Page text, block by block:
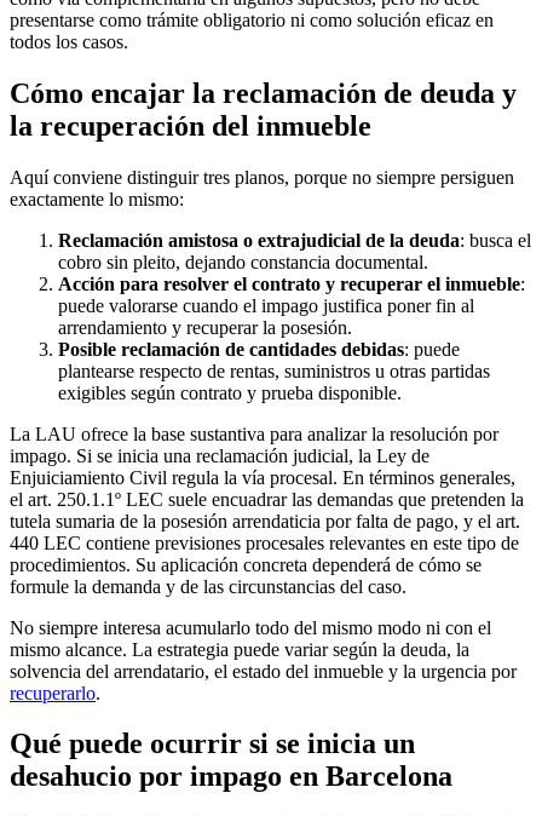
presentarse como trámite obligatorio ni como solución eficaz en
todos los casos.
Cómo encajar la reclamación de deuda y
la recuperación del inmueble
Aquí conviene distinguir tres planos, porque no siempre persiguen
exactamente lo mismo:
Reclamación amistosa o extrajudicial de la deuda: busca el
cobro sin pleito, dejando constancia documental.
Acción para resolver el contrato y recuperar el inmueble:
puede valorarse cuando el impago justifica poner fin al
arrendamiento y recuperar la posesión.
Posible reclamación de cantidades debidas: puede
plantearse respecto de rentas, suministros u otras partidas
exigibles según contrato y prueba disponible.
La LAU ofrece la base sustantiva para analizar la resolución por
impago. Si se inicia una reclamación judicial, la Ley de
Enjuiciamiento Civil regula la vía procesal. En términos generales,
el art. 250.1.1º LEC suele encuadrar las demandas que pretenden la
tutela sumaria de la posesión arrendaticia por falta de pago, y el art.
440 LEC contiene previsiones procesales relevantes en este tipo de
procedimientos. Su aplicación concreta dependerá de cómo se
formule la demanda y de las circunstancias del caso.
No siempre interesa acumularlo todo del mismo modo ni con el
mismo alcance. La estrategia puede variar según la deuda, la
solvencia del arrendatario, el estado del inmueble y la urgencia por
recuperarlo.
Qué puede ocurrir si se inicia un
desahucio por impago en Barcelona